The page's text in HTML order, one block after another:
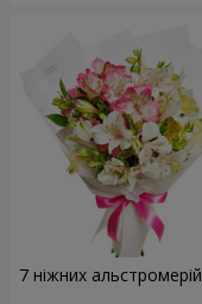
7 ніжних альстромерій